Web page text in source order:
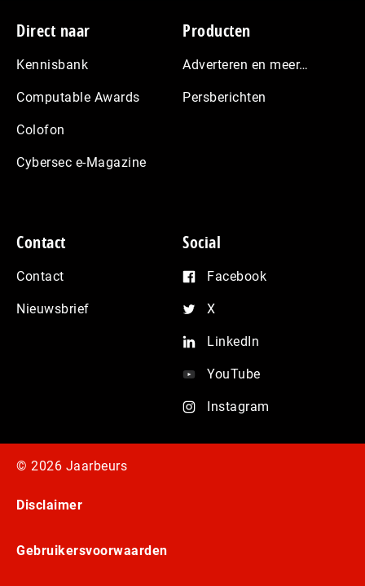
Footer
Direct naar
Kennisbank
Computable Awards
Colofon
Cybersec e-Magazine
Producten
Adverteren en meer…
Persberichten
Contact
Contact
Nieuwsbrief
Social
Facebook
X
LinkedIn
YouTube
Instagram
© 2026 Jaarbeurs
Disclaimer
Gebruikersvoorwaarden